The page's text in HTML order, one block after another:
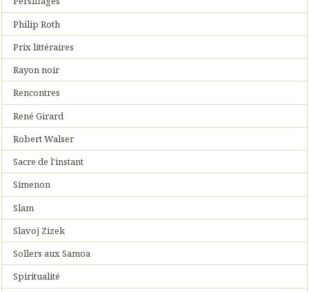
Philip Roth
Prix littéraires
Rayon noir
Rencontres
René Girard
Robert Walser
Sacre de l'instant
Simenon
Slam
Slavoj Zizek
Sollers aux Samoa
Spiritualité